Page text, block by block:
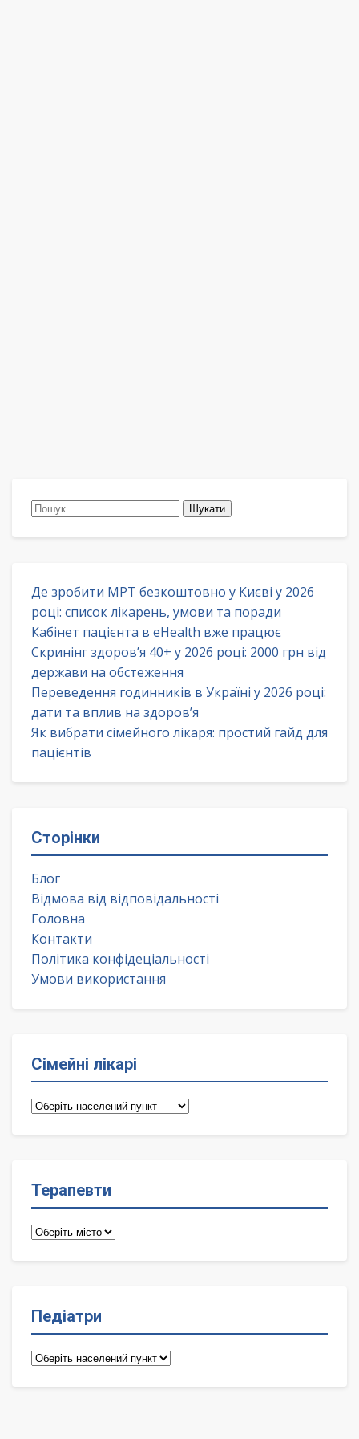
Пошук:
Де зробити МРТ безкоштовно у Києві у 2026
році: список лікарень, умови та поради
Кабінет пацієнта в eHealth вже працює
Скринінг здоров’я 40+ у 2026 році: 2000 грн від
держави на обстеження
Переведення годинників в Україні у 2026 році:
дати та вплив на здоров’я
Як вибрати сімейного лікаря: простий гайд для
пацієнтів
Сторінки
Блог
Відмова від відповідальності
Головна
Контакти
Політика конфідеціальності
Умови використання
Сімейні лікарі
Сімейні
Терапевти
Терапевти
Педіатри
Педіатри